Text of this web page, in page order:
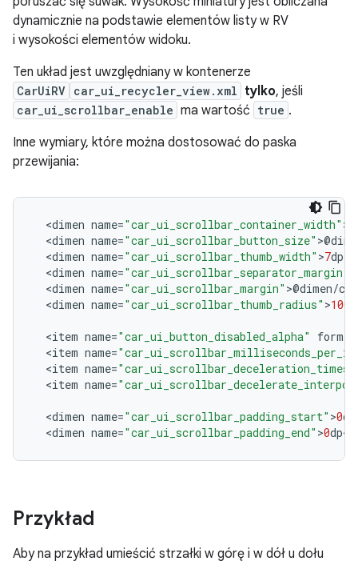
dynamicznie na podstawie elementów listy w RV
i wysokości elementów widoku.
Ten układ jest uwzględniany w kontenerze
CarUiRV car_ui_recycler_view.xml tylko, jeśli
car_ui_scrollbar_enable ma wartość true .
Inne wymiary, które można dostosować do paska
przewijania:
<dimen name="car_ui_scrollbar_container_width" >
<dimen name="car_ui_scrollbar_button_size" >@
<dimen name="car_ui_scrollbar_thumb_width" >7dp
<dimen name="car_ui_scrollbar_separator_margin"
<dimen name="car_ui_scrollbar_margin" >@dimen/
<dimen name="car_ui_scrollbar_thumb_radius" >100
<item name="car_ui_button_disabled_alpha" format
<item name=
<item name=
<item name=
<dimen name="car_ui_scrollbar_padding_start" >0dp
<dimen name="car_ui_scrollbar_padding_end" >0dp<
Przykład
Aby na przykład umieścić strzałki w górę i w dół u dołu